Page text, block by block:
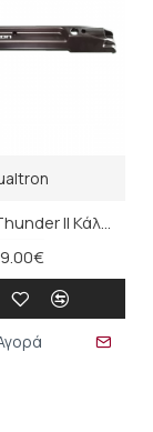
Dualtron Thunder II Κάλυμμα δεξιάς πλευράς (κενό)